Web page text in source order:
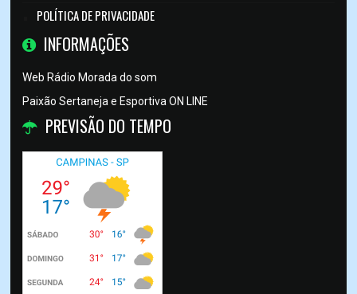
POLÍTICA DE PRIVACIDADE
INFORMAÇÕES
Web Rádio Morada do som
Paixão Sertaneja e Esportiva ON LINE
PREVISÃO DO TEMPO